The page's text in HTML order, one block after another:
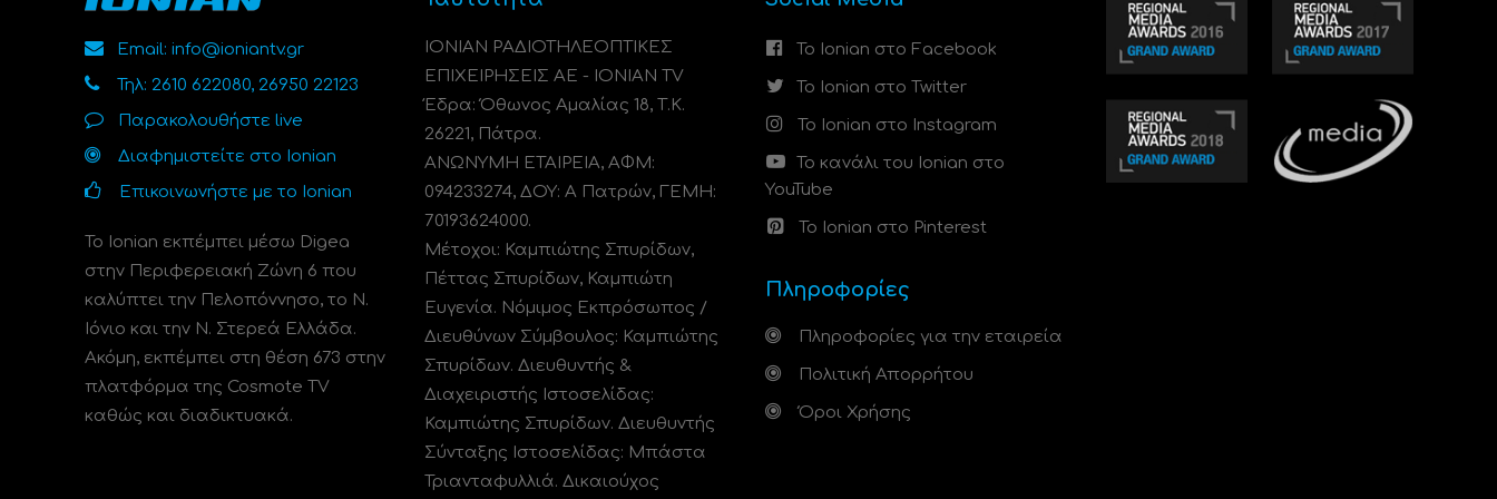
Email: info@ioniantv.gr
Τηλ: 2610 622080, 26950 22123
Παρακολουθήστε live
Διαφημιστείτε στο Ionian
Επικοινωνήστε με το Ionian
Το Ionian εκπέμπει μέσω Digea
στην Περιφερειακή Ζώνη 6 που
καλύπτει την Πελοπόννησο, το N.
Ιόνιο και την Ν. Στερεά Ελλάδα.
Ακόμη, εκπέμπει στη θέση 673 στην
πλατφόρμα της Cosmote TV
καθώς και διαδικτυακά.
ΙΟΝΙΑΝ ΡΑΔΙΟΤΗΛΕΟΠΤΙΚΕΣ
ΕΠΙΧΕΙΡΗΣΕΙΣ ΑΕ - IONIAN TV
Έδρα: Όθωνος Αμαλίας 18, Τ.Κ.
26221, Πάτρα.
ΑΝΩΝΥΜΗ ΕΤΑΙΡΕΙΑ, ΑΦΜ:
094233274, ΔΟΥ: A Πατρών, ΓΕΜΗ:
70193624000.
Μέτοχοι: Καμπιώτης Σπυρίδων,
Πέττας Σπυρίδων, Καμπιώτη
Ευγενία. Νόμιμος Εκπρόσωπος /
Διευθύνων Σύμβουλος: Καμπιώτης
Σπυρίδων. Διευθυντής &
Διαχειριστής Ιστοσελίδας:
Καμπιώτης Σπυρίδων. Διευθυντής
Σύνταξης Ιστοσελίδας: Μπάστα
Τριανταφυλλιά. Δικαιούχος
Το Ionian στο Facebook
Το Ionian στο Twitter
Το Ionian στο Instagram
Το κανάλι του Ionian στο
YouTube
Το Ionian στο Pinterest
Πληροφορίες
Πληροφορίες για την εταιρεία
Πολιτική Απορρήτου
Όροι Χρήσης